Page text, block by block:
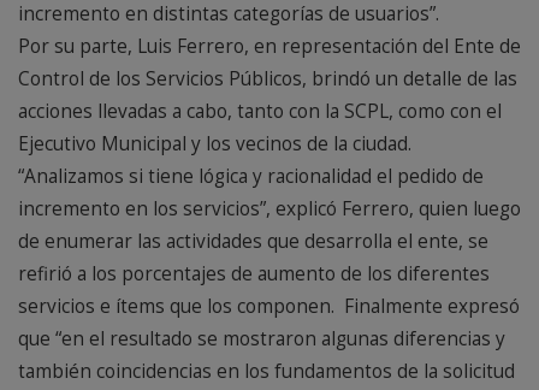
incremento en distintas categorías de usuarios”.
Por su parte, Luis Ferrero, en representación del Ente de
Control de los Servicios Públicos, brindó un detalle de las
acciones llevadas a cabo, tanto con la SCPL, como con el
Ejecutivo Municipal y los vecinos de la ciudad.
“Analizamos si tiene lógica y racionalidad el pedido de
incremento en los servicios”, explicó Ferrero, quien luego
de enumerar las actividades que desarrolla el ente, se
refirió a los porcentajes de aumento de los diferentes
servicios e ítems que los componen. Finalmente expresó
que “en el resultado se mostraron algunas diferencias y
también coincidencias en los fundamentos de la solicitud